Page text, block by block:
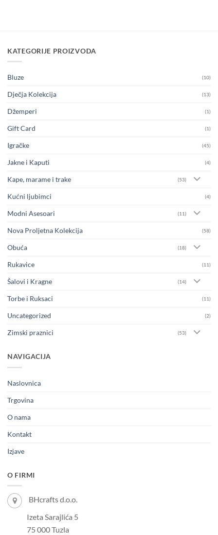
KATEGORIJE PROIZVODA
Bluze (10)
Dječja Kolekcija (13)
Džemperi (1)
Gift Card (1)
Igračke (45)
Jakne i Kaputi (4)
Kape, marame i trake (53)
Kućni ljubimci (4)
Modni Asesoari (11)
Nova Proljetna Kolekcija (58)
Obuća (18)
Rukavice (11)
Šalovi i Kragne (14)
Torbe i Ruksaci (11)
Uncategorized (2)
Zimski praznici (53)
NAVIGACIJA
Naslovnica
Trgovina
O nama
Kontakt
Izjave
O FIRMI
BHcrafts d.o.o.
Izeta Sarajlića 5
75 000 Tuzla